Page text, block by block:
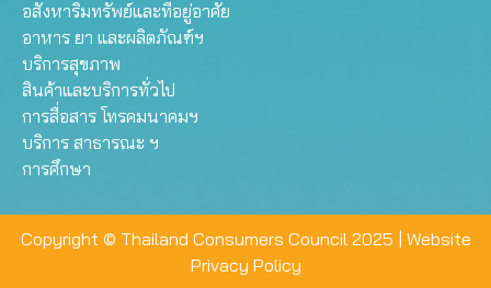
อสังหาริมทรัพย์และที่อยู่อาศัย
อาหาร ยา และผลิตภัณฑ์ฯ
บริการสุขภาพ
สินค้าและบริการทั่วไป
การสื่อสาร โทรคมนาคมฯ
บริการ สาธารณะ ฯ
การศึกษา
Copyright © Thailand Consumers Council 2025 | Website
Privacy Policy